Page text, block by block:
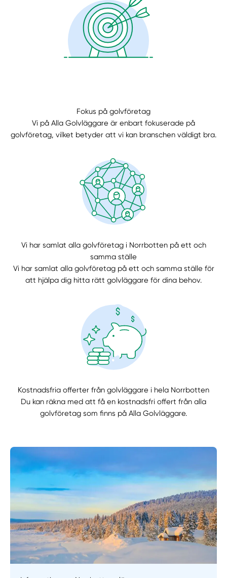
Få hjälp
Välj tillvägagångssätt
Fokus på golvföretag
Vi på Alla Golvläggare är enbart fokuserade på
golvföretag, vilket betyder att vi kan branschen väldigt bra.
Vi har samlat alla golvföretag i Norrbotten på ett och
samma ställe
Vi har samlat alla golvföretag på ett och samma ställe för
att hjälpa dig hitta rätt golvläggare för dina behov.
Kostnadsfria offerter från golvläggare i hela Norrbotten
Du kan räkna med att få en kostnadsfri offert från alla
golvföretag som finns på Alla Golvläggare.